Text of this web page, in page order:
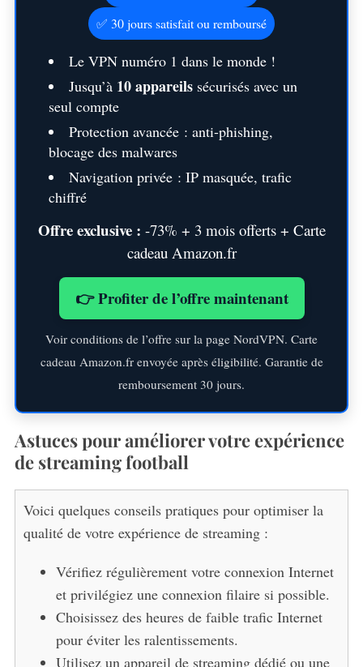
✅ 30 jours satisfait ou remboursé
Le VPN numéro 1 dans le monde !
Jusqu’à 10 appareilssécurisés avec un
seul compte
Protection avancée : anti-phishing,
blocage des malwares
Navigation privée : IP masquée, trafic
chiffré
Offre exclusive : -73% + 3 mois offerts + Carte
cadeau Amazon.fr
👉 Profiter de l’offre maintenant
Voir conditions de l’offre sur la page NordVPN. Carte
cadeau Amazon.fr envoyée après éligibilité. Garantie de
remboursement 30 jours.
Astuces pour améliorer votre expérience
de streaming football
Voici quelques conseils pratiques pour optimiser la
qualité de votre expérience de streaming :
Vérifiez régulièrement votre connexion Internet
et privilégiez une connexion filaire si possible.
Choisissez des heures de faible trafic Internet
pour éviter les ralentissements.
Utilisez un appareil de streaming dédié ou une